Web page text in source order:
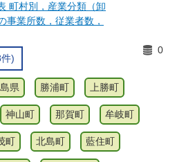
町村別，産業分類（卸
事業所数，従業者数，
)
0
県 勝浦町 上勝町
神山町 那賀町 牟岐町
町 北島町 藍住町